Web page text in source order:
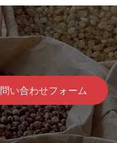
問い合わせフォーム